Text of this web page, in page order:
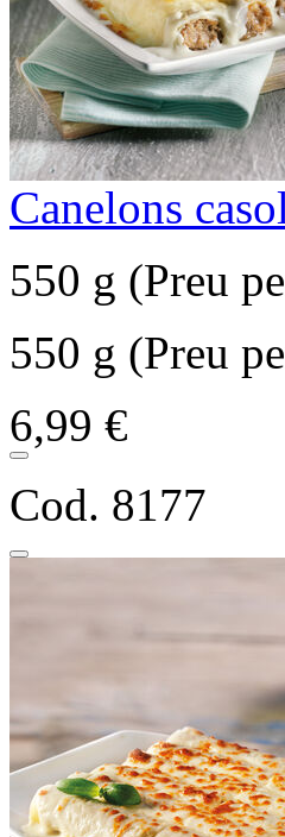
Canelons
550 g (Preu
550 g (Preu
6,99 €
Cod. 8177